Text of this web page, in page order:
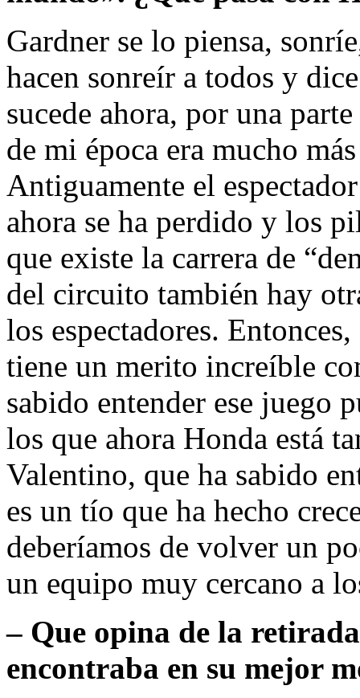
Gardner se lo piensa,
hacen sonreír a todos y
sucede ahora, por una
de mi época era mucho
Antiguamente el
ahora se ha perdido y los
que existe la carrera de
del circuito también hay
los espectadores.
tiene un merito increíble
sabido entender ese juego
los que ahora Honda está
Valentino, que ha sabido
es un tío que ha hecho
deberíamos de volver un
un equipo muy cercano a
– Que opina de la
encontraba en su mejor